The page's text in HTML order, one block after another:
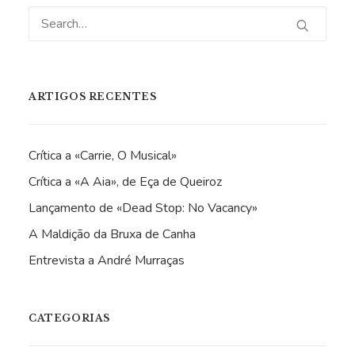
ARTIGOS RECENTES
Crítica a «Carrie, O Musical»
Crítica a «A Aia», de Eça de Queiroz
Lançamento de «Dead Stop: No Vacancy»
A Maldição da Bruxa de Canha
Entrevista a André Murraças
CATEGORIAS